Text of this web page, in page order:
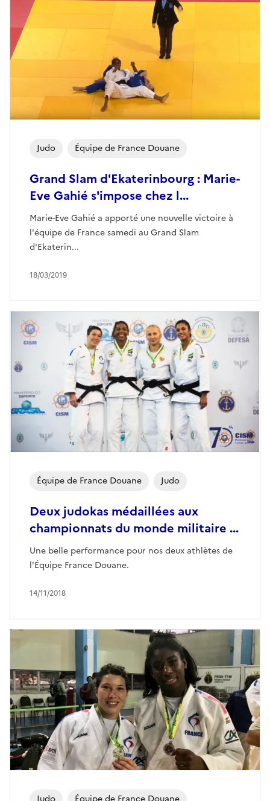
Judo Équipe de France Douane
18/03/2019
Grand Slam d'Ekaterinbourg : Marie-
Eve Gahié s'impose chez l...
Marie-Eve Gahié a apporté une nouvelle victoire à
l'équipe de France samedi au Grand Slam
d'Ekaterin...
Équipe de France Douane Judo
14/11/2018
Deux judokas médaillées aux
championnats du monde militaire ...
Une belle performance pour nos deux athlètes de
l'Équipe France Douane.